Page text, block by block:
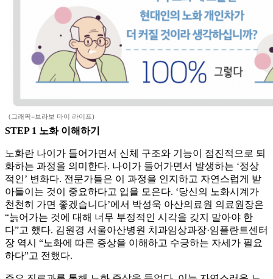
(그래픽=브라보 마이 라이프)
STEP 1 노화 이해하기
노화란 나이가 들어가면서 신체 구조와 기능이 점진적으로 퇴
화하는 과정을 의미한다. 나이가 들어가면서 발생하는 ‘정상
적인’ 변화다. 전문가들은 이 과정을 인지하고 자연스럽게 받
아들이는 것이 중요하다고 입을 모은다. ‘당신의 노화시계가
천천히 가면 좋겠습니다’에서 박성욱 아산의료원 의료원장은
“늙어가는 것에 대해 너무 부정적인 시각을 갖지 말아야 한
다”고 했다. 김원경 서울아산병원 치과임상과장·임플란트센터
장 역시 “노화에 따른 증상을 이해하고 수긍하는 자세가 필요
하다”고 전했다.